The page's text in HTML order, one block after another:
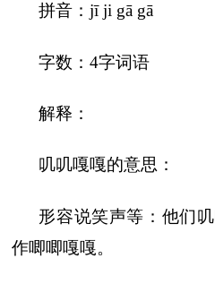
拼音：jī ji gā gā
字数：4字词语
解释：
叽叽嘎嘎的意思：
形容说笑声等：他们
作唧唧嘎嘎。